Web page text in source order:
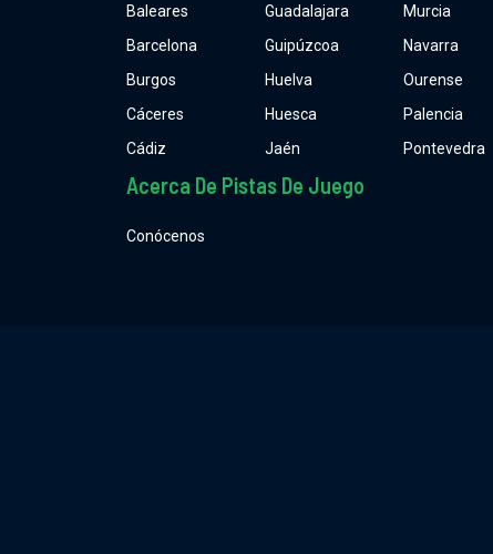
Baleares
Barcelona
Burgos
Cáceres
Cádiz
Guadalajara
Guipúzcoa
Huelva
Huesca
Jaén
Murcia
Navarra
Ourense
Palencia
Pontevedra
Acerca De Pistas De Juego
Conócenos